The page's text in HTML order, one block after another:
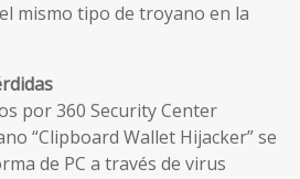
mismo tipo de troyano en la
por 360 Security Center
“Clipboard Wallet Hijacker” se
de PC a través de virus